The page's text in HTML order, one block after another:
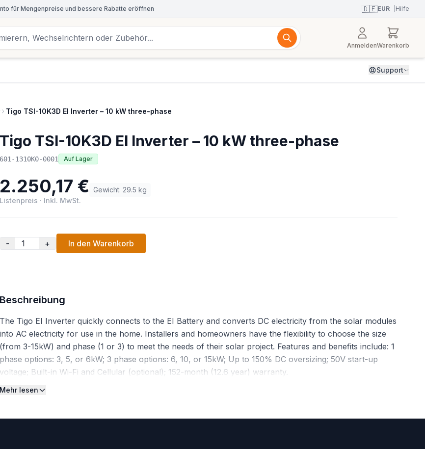
für Mengenpreise und bessere Rabatte eröffnen 🇩🇪EUR Hilfe
AnmeldenWarenkorb
Support
Tigo TSI-10K3D EI Inverter – 10 kW three-phase
Tigo TSI-10K3D EI Inverter – 10 kW three-phase
601-1310K0-0001 Auf Lager
2.250,17 €
Listenpreis · Inkl. MwSt.
Gewicht: 29.5 kg
- + In den Warenkorb
Beschreibung
The Tigo EI Inverter quickly connects to the EI Battery and converts DC electricity from the solar modules
into AC electricity for use in the home. Installers and homeowners have the flexibility to choose the size
(from 3-15kW) and phase (1 or 3) to meet the needs of their solar project. Features and benefits include: 1
phase options: 3, 5, or 6kW; 3 phase options: 6, 10, or 15kW; Up to 150% DC oversizing; 50V start-up
voltage; Built-in Wi-Fi and Cellular (optional); 152-month (12.6 year) warranty.
Mehr lesen